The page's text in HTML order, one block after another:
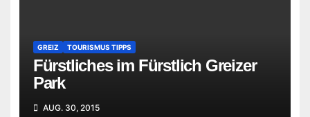
GREIZ TOURISMUS TIPPS
Fürstliches im Fürstlich Greizer
Park
AUG. 30, 2015